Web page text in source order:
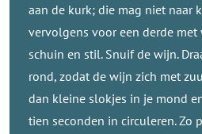
aan de kurk; die mag niet naar
vervolgens voor een derde
schuin en stil. Snuif de wijn.
rond, zodat de wijn zich met
dan kleine slokjes in je mond
tien seconden in circuleren. Zo